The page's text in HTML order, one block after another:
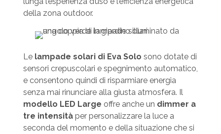
della zona outdoor.
Le lampade solari di Eva Solo sono dotate di
sensori crepuscolari e spegnimento automatico,
e consentono quindi di risparmiare energia
senza mai rinunciare alla giusta atmosfera. Il
modello LED Large offre anche un dimmer a
tre intensitàper personalizzare la luce a
seconda del momento e della situazione che si